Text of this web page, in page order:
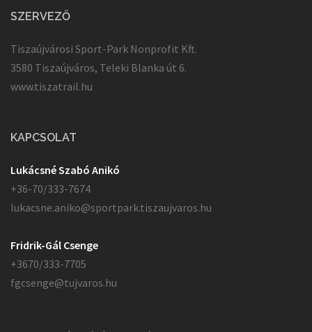
SZERVEZŐ
Tiszaújvárosi Sport-Park Nonprofit Kft.
3580 Tiszaújváros, Teleki Blanka út 6.
www.tiszatrail.hu
KAPCSOLAT
Lukácsné Szabó Anikó
+36-70/333-7674
lukacsne.aniko@sportpark.tiszaujvaros.hu
Fridrik-Gál Csenge
+3670/333-7705
fgcsenge@tujvaros.hu